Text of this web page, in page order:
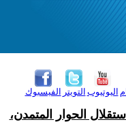
الفيسبوك التويتر اليوتيوب
الحوار المتمدن،